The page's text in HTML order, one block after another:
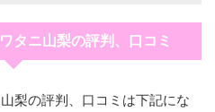
タニ山梨の評判、口コミ
梨の評判、口コミは下記にな